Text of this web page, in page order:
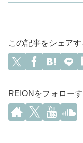
この記事をシェアす
REIONをフォロー